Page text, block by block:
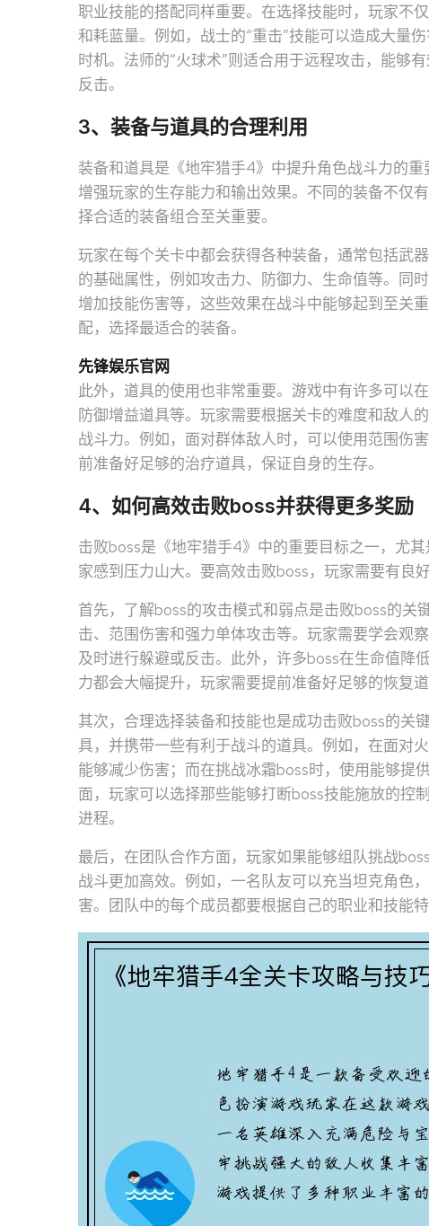
职业技能的搭配同样重要。在选择技能时，玩家不
和耗蓝量。例如，战士的“重击”技能可以造成大量
时机。法师的“火球术”则适合用于远程攻击，能够
反击。
3、装备与道具的合理利用
装备和道具是《地牢猎手4》中提升角色战斗力的
增强玩家的生存能力和输出效果。不同的装备不仅
择合适的装备组合至关重要。
玩家在每个关卡中都会获得各种装备，通常包括武
的基础属性，例如攻击力、防御力、生命值等。同
增加技能伤害等，这些效果在战斗中能够起到至关
配，选择最适合的装备。
先锋娱乐官网
此外，道具的使用也非常重要。游戏中有许多可以
防御增益道具等。玩家需要根据关卡的难度和敌人
战斗力。例如，面对群体敌人时，可以使用范围伤
前准备好足够的治疗道具，保证自身的生存。
4、如何高效击败boss并获得更多奖励
击败boss是《地牢猎手4》中的重要目标之一，尤
家感到压力山大。要高效击败boss，玩家需要有良
首先，了解boss的攻击模式和弱点是击败boss的关
击、范围伤害和强力单体攻击等。玩家需要学会观
及时进行躲避或反击。此外，许多boss在生命值降
力都会大幅提升，玩家需要提前准备好足够的恢复
其次，合理选择装备和技能也是成功击败boss的关
具，并携带一些有利于战斗的道具。例如，在面对
能够减少伤害；而在挑战冰霜boss时，使用能够提
面，玩家可以选择那些能够打断boss技能施放的控
进程。
最后，在团队合作方面，玩家如果能够组队挑战
战斗更加高效。例如，一名队友可以充当坦克角色
害。团队中的每个成员都要根据自己的职业和技能特